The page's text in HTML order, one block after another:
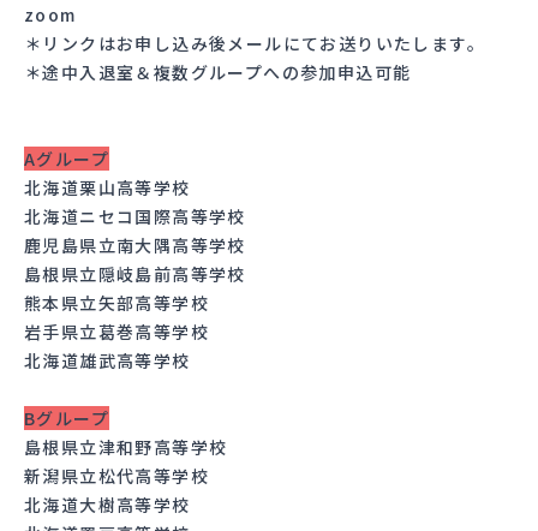
zoom
＊リンクはお申し込み後メールにてお送りいたします。
＊途中入退室＆複数グループへの参加申込可能
Aグループ
北海道栗山高等学校
北海道ニセコ国際高等学校
鹿児島県立南大隅高等学校
島根県立隠岐島前高等学校
熊本県立矢部高等学校
岩手県立葛巻高等学校
北海道雄武高等学校
Bグループ
島根県立津和野高等学校
新潟県立松代高等学校
北海道大樹高等学校